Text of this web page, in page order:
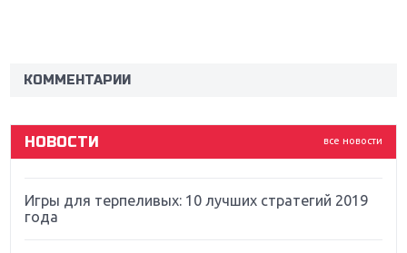
КОММЕНТАРИИ
все новости
НОВОСТИ
Far Cry 5: хвалить нельзя ругать
Игры для терпеливых: 10 лучших стратегий 2019
года